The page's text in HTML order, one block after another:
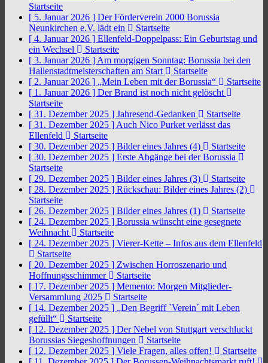
Startseite
[ 5. Januar 2026 ] Der Förderverein 2000 Borussia
Neunkirchen e.V. lädt ein
Startseite
[ 4. Januar 2026 ] Ellenfeld-Doppelpass: Ein Geburtstag und
ein Wechsel
Startseite
[ 3. Januar 2026 ] Am morgigen Sonntag: Borussia bei den
Hallenstadtmeisterschaften am Start
Startseite
[ 2. Januar 2026 ] „Mein Leben mit der Borussia“
Startseite
[ 1. Januar 2026 ] Der Brand ist noch nicht gelöscht
Startseite
[ 31. Dezember 2025 ] Jahresend-Gedanken
Startseite
[ 31. Dezember 2025 ] Auch Nico Purket verlässt das
Ellenfeld
Startseite
[ 30. Dezember 2025 ] Bilder eines Jahres (4)
Startseite
[ 30. Dezember 2025 ] Erste Abgänge bei der Borussia
Startseite
[ 29. Dezember 2025 ] Bilder eines Jahres (3)
Startseite
[ 28. Dezember 2025 ] Rückschau: Bilder eines Jahres (2)
Startseite
[ 26. Dezember 2025 ] Bilder eines Jahres (1)
Startseite
[ 24. Dezember 2025 ] Borussia wünscht eine gesegnete
Weihnacht
Startseite
[ 24. Dezember 2025 ] Vierer-Kette – Infos aus dem Ellenfeld
Startseite
[ 20. Dezember 2025 ] Zwischen Horroszenario und
Hoffnungsschimmer
Startseite
[ 17. Dezember 2025 ] Memento: Morgen Mitglieder-
Versammlung 2025
Startseite
[ 14. Dezember 2025 ] „Den Begriff `Verein´ mit Leben
gefüllt“
Startseite
[ 12. Dezember 2025 ] Der Nebel von Stuttgart verschluckt
Borussias Siegeshoffnungen
Startseite
[ 12. Dezember 2025 ] Viele Fragen, alles offen!
Startseite